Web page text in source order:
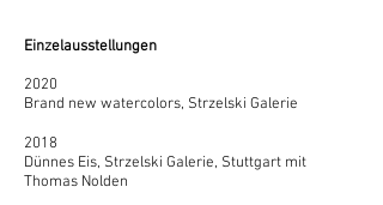
Einzelausstellungen
2020
Brand new watercolors, Strzelski Galerie
2018
Dünnes Eis, Strzelski Galerie, Stuttgart mit
Thomas Nolden